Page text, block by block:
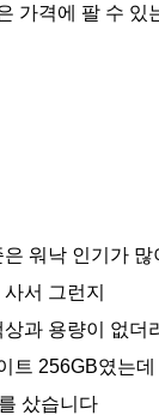
가격에 팔 수 있
워낙 인기가 많
서 그런지
과 용량이 없더
트 256GB였는데
샀습니다